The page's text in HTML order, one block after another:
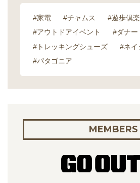
#家電 #チャムス #遊歩倶
#アウトドアイベント
#ダナー
#トレッキングシューズ
#ネイ
#パタゴニア
MEMBERS